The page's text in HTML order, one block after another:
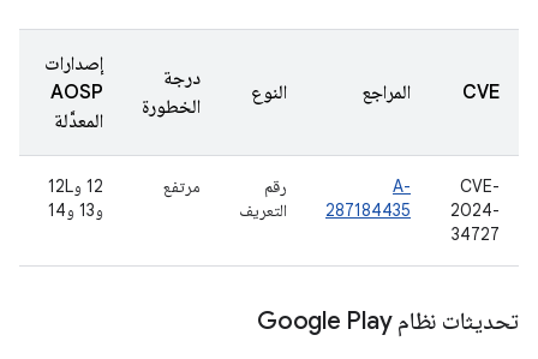
CVE المراجع النوع
درجة
الخطورة
إصدارات
AOSP
المعدَّلة
CVE-
2024-
34727
A-
287184435
رقم
التعريف
مرتفع
‫12 و12L
و13 و14
تحديثات نظام Google Play